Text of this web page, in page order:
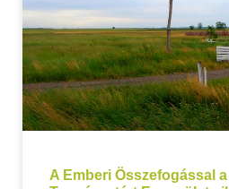
A Emberi Összefogással